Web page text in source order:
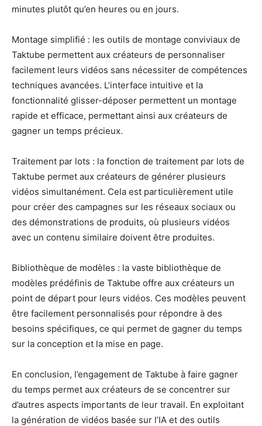
minutes plutôt qu’en heures ou en jours.
Montage simplifié : les outils de montage conviviaux de
Taktube permettent aux créateurs de personnaliser
facilement leurs vidéos sans nécessiter de compétences
techniques avancées. L’interface intuitive et la
fonctionnalité glisser-déposer permettent un montage
rapide et efficace, permettant ainsi aux créateurs de
gagner un temps précieux.
Traitement par lots : la fonction de traitement par lots de
Taktube permet aux créateurs de générer plusieurs
vidéos simultanément. Cela est particulièrement utile
pour créer des campagnes sur les réseaux sociaux ou
des démonstrations de produits, où plusieurs vidéos
avec un contenu similaire doivent être produites.
Bibliothèque de modèles : la vaste bibliothèque de
modèles prédéfinis de Taktube offre aux créateurs un
point de départ pour leurs vidéos. Ces modèles peuvent
être facilement personnalisés pour répondre à des
besoins spécifiques, ce qui permet de gagner du temps
sur la conception et la mise en page.
En conclusion, l’engagement de Taktube à faire gagner
du temps permet aux créateurs de se concentrer sur
d’autres aspects importants de leur travail. En exploitant
la génération de vidéos basée sur l’IA et des outils